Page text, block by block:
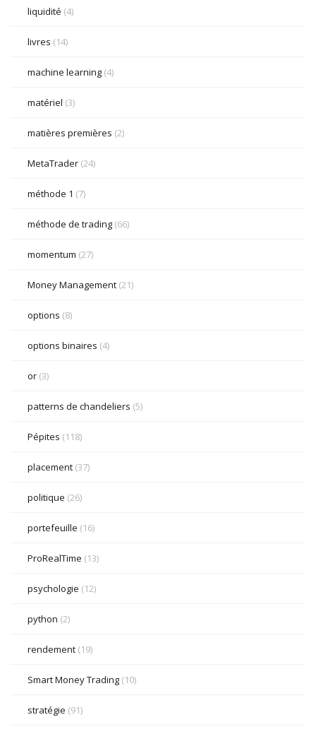
liquidité (4)
livres (14)
machine learning (4)
matériel (3)
matières premières (2)
MetaTrader (24)
méthode 1 (7)
méthode de trading (66)
momentum (27)
Money Management (21)
options (8)
options binaires (4)
or (3)
patterns de chandeliers (5)
Pépites (118)
placement (37)
politique (26)
portefeuille (16)
ProRealTime (13)
psychologie (12)
python (2)
rendement (19)
Smart Money Trading (10)
stratégie (91)